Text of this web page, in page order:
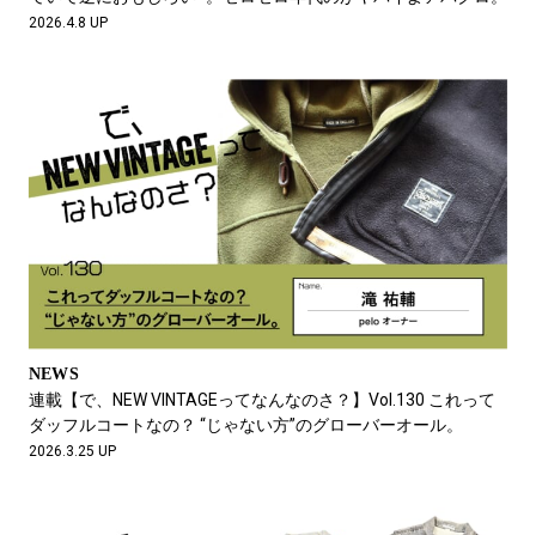
2026.4.8 UP
NEWS
連載【で、NEW VINTAGEってなんなのさ？】Vol.130 これって
ダッフルコートなの？ “じゃない方”のグローバーオール。
2026.3.25 UP